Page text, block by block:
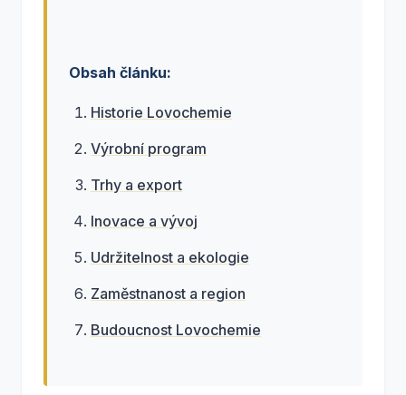
Obsah článku:
Historie Lovochemie
Výrobní program
Trhy a export
Inovace a vývoj
Udržitelnost a ekologie
Zaměstnanost a region
Budoucnost Lovochemie